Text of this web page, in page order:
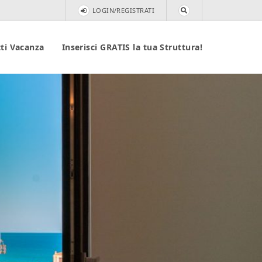
LOGIN/REGISTRATI
Vacanza Inserisci GRATIS la tua Struttura!